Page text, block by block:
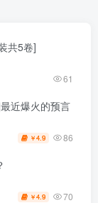
共5卷]
61
近爆火的预言
￥4.9 86
￥4.9 70